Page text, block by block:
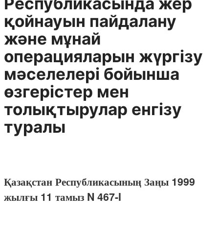
қойнауын пайдалану
және мұнай
операцияларын жүргізу
мәселелері бойынша
өзгерістер мен
толықтырулар енгізу
туралы
Қазақстан Республикасының Заңы 1999
жылғы 11 тамыз N 467-I